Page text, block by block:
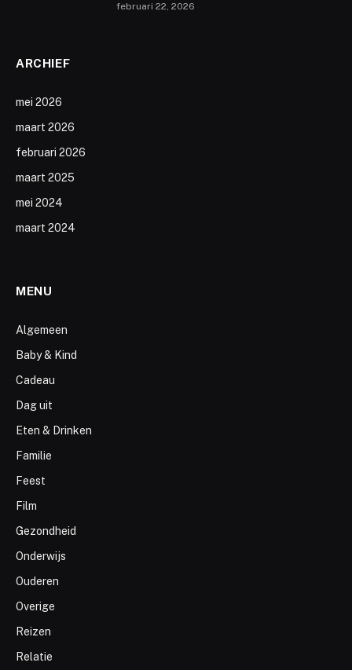
februari 22, 2026
ARCHIEF
mei 2026
maart 2026
februari 2026
maart 2025
mei 2024
maart 2024
MENU
Algemeen
Baby & Kind
Cadeau
Dag uit
Eten & Drinken
Familie
Feest
Film
Gezondheid
Onderwijs
Ouderen
Overige
Reizen
Relatie